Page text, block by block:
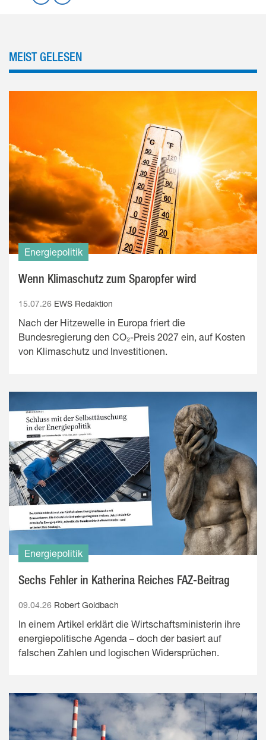
MEIST GELESEN
Energiepolitik
Wenn Klimaschutz zum Sparopfer wird
15.07.26 EWS Redaktion
Nach der Hitzewelle in Europa friert die
Bundesregierung den CO₂-Preis 2027 ein, auf Kosten
von Klimaschutz und Investitionen.
Energiepolitik
Sechs Fehler in Katherina Reiches FAZ-Beitrag
09.04.26 Robert Goldbach
In einem Artikel erklärt die Wirtschaftsministerin ihre
energiepolitische Agenda – doch der basiert auf
falschen Zahlen und logischen Widersprüchen.